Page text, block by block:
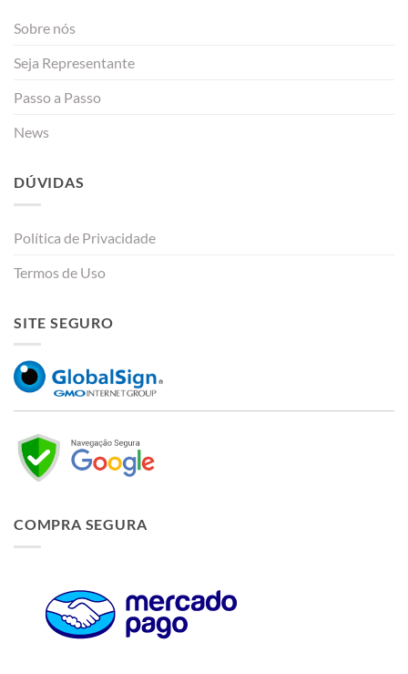
Sobre nós
Seja Representante
Passo a Passo
News
DÚVIDAS
Política de Privacidade
Termos de Uso
SITE SEGURO
COMPRA SEGURA